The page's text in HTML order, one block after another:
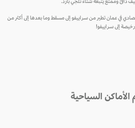
وممتع يتبعه شتاء ثلجي بارد.
في عمان تطير من سراييفو إلى مسقط وما بعدها إلى أكثر من
السياحية